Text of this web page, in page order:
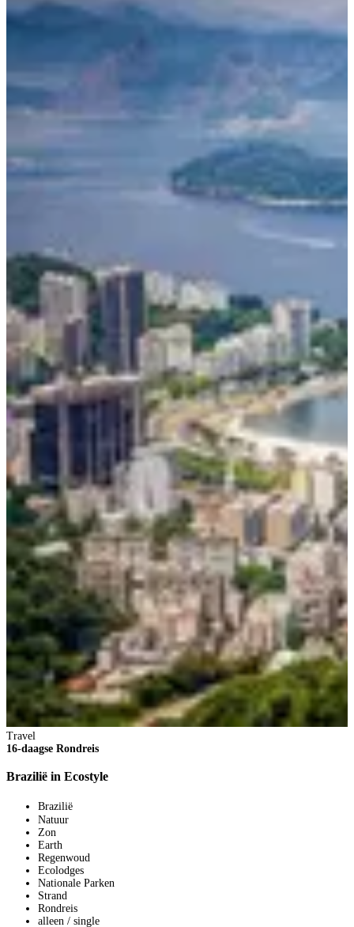
Travel
16-daagse Rondreis
Brazilië in Ecostyle
Brazilië
Natuur
Zon
Earth
Regenwoud
Ecolodges
Nationale Parken
Strand
Rondreis
alleen / single